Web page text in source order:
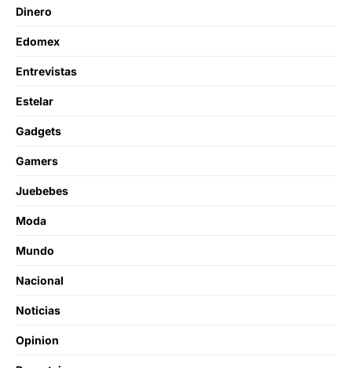
Dinero
Edomex
Entrevistas
Estelar
Gadgets
Gamers
Juebebes
Moda
Mundo
Nacional
Noticias
Opinion